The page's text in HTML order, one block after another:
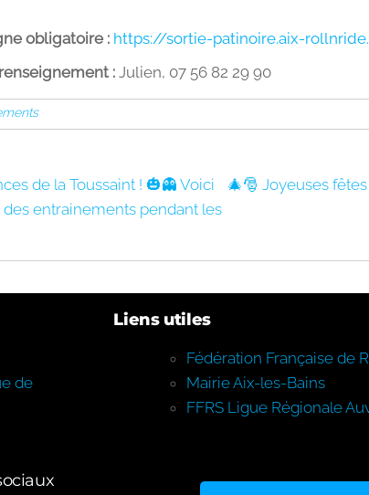
obligatoire : https://sortie-patinoire.aix-
: Julien, 07 56 82 29 90
de la Toussaint ! 🎃👻 Voici
des entrainements pendant les
🎄🎅 Joyeuses
de
Liens utiles
Fédération Française de
Mairie Aix-les-Bains
FFRS Ligue Régionale